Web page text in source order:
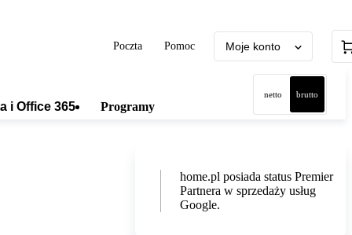
Poczta Pomoc Moje konto
i Office 365 Programy
netto brutto
home.pl posiada status Premier
Partnera w sprzedaży usług
Google.